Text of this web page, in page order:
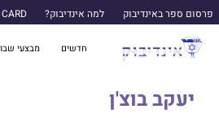
פרסום ספר באינדיבוק למה אינדיבוק?
חדשים מבצעי שבוע
יעקב בוצ'ן